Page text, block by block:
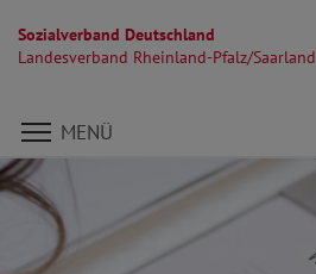
Sozialverband Deutschland
Landesverband Rheinland-Pfalz/Saarland
Direkt zu den Inhalten springen
MENÜ